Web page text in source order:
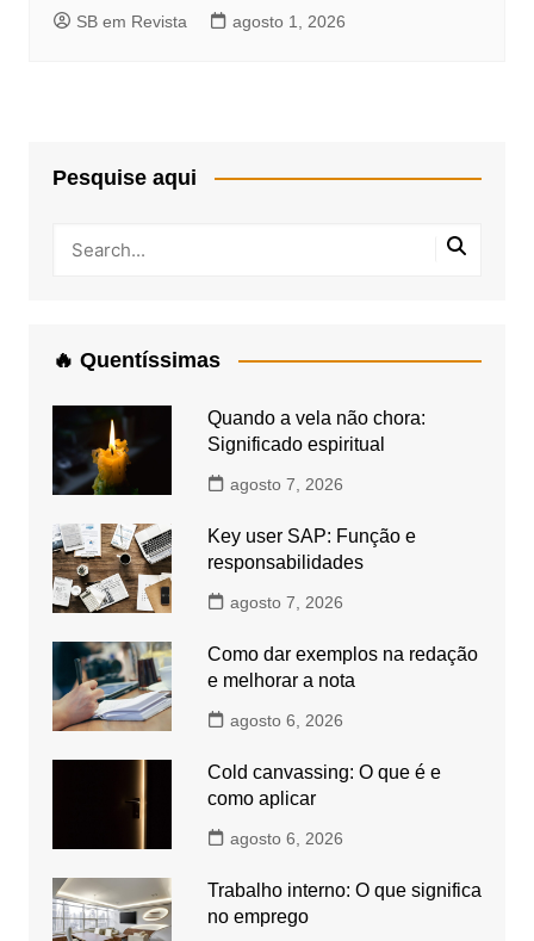
SB em Revista agosto 1, 2026
Pesquise aqui
🔥 Quentíssimas
Quando a vela não chora:
Significado espiritual
agosto 7, 2026
Key user SAP: Função e
responsabilidades
agosto 7, 2026
Como dar exemplos na redação
e melhorar a nota
agosto 6, 2026
Cold canvassing: O que é e
como aplicar
agosto 6, 2026
Trabalho interno: O que significa
no emprego